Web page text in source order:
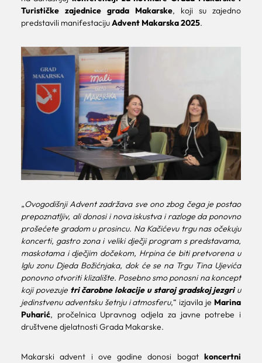
Turističke zajednice grada Makarske, koji su zajedno
predstavili manifestacijuAdvent Makarska 2025.
„Ovogodišnji Advent zadržava sve ono zbog čega je postao
prepoznatljiv, ali donosi i nova iskustva i razloge da ponovno
prošećete gradom u prosincu. Na Kačićevu trgu nas očekuju
koncerti, gastro zona i veliki dječji program s predstavama,
maskotama i dječjim dočekom, Hrpina će biti pretvorena u
Iglu zonu Djeda Božićnjaka, dok će se na Trgu Tina Ujevića
ponovno otvoriti klizalište. Posebno smo ponosni na koncept
koji povezuje tri čarobne lokacije u staroj gradskoj jezgriu
jedinstvenu adventsku šetnju i atmosferu,“ izjavila je Marina
Puharić, pročelnica Upravnog odjela za javne potrebe i
društvene djelatnosti Grada Makarske.
Makarski advent i ove godine donosi bogatkoncertni